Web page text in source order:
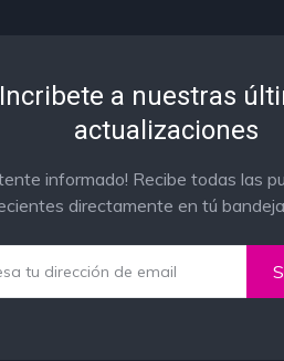
Incribete a nuestras
actualizaciones
informado! Recibe todas las
directamente en tú